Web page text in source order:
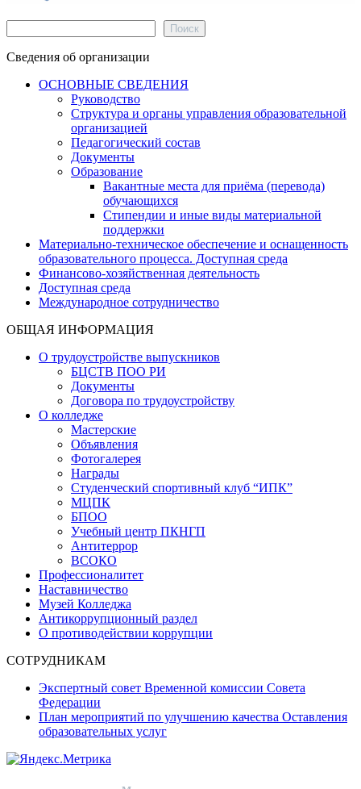
Поиск
Сведения об организации
ОСНОВНЫЕ СВЕДЕНИЯ
Руководство
Структура и органы управления образовательной
организацией
Педагогический состав
Документы
Образование
Вакантные места для приёма (перевода)
обучающихся
Стипендии и иные виды материальной
поддержки
Материально-техническое обеспечение и оснащенность
образовательного процесса. Доступная среда
Финансово-хозяйственная деятельность
Доступная среда
Международное сотрудничество
ОБЩАЯ ИНФОРМАЦИЯ
О трудоустройстве выпускников
БЦСТВ ПОО РИ
Документы
Договора по трудоустройству
О колледже
Мастерские
Объявления
Фотогалерея
Награды
Студенческий спортивный клуб “ИПК”
МЦПК
БПОО
Учебный центр ПКНГП
Антитеррор
ВСОКО
Профессионалитет
Наставничество
Музей Колледжа
Антикоррупционный раздел
О противодействии коррупции
СОТРУДНИКАМ
Экспертный совет Временной комиссии Совета
Федерации
План мероприятий по улучшению качества Оставления
образовательных услуг